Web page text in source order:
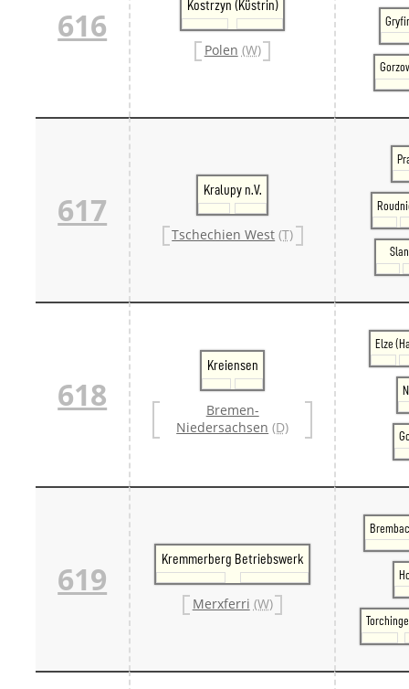
616
Kostrzyn (Küstrin)
Polen (W)
617
Kralupy n.V.
Tschechien West (T)
618
Kreiensen
Bremen-
Niedersachsen (D)
Elze
619
Kremmerberg Betriebswerk
Merxferri (W)